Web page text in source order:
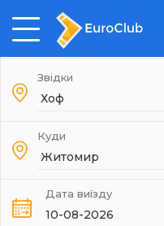
Звідки
Куди
Дата виїзду